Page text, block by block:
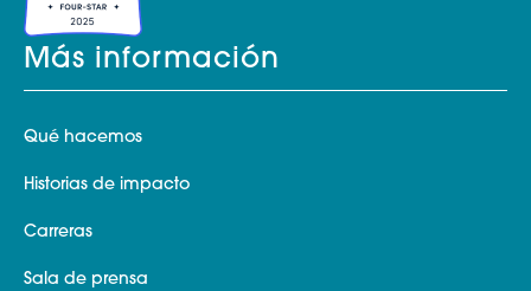
Más información
Qué hacemos
Historias de impacto
Carreras
Sala de prensa